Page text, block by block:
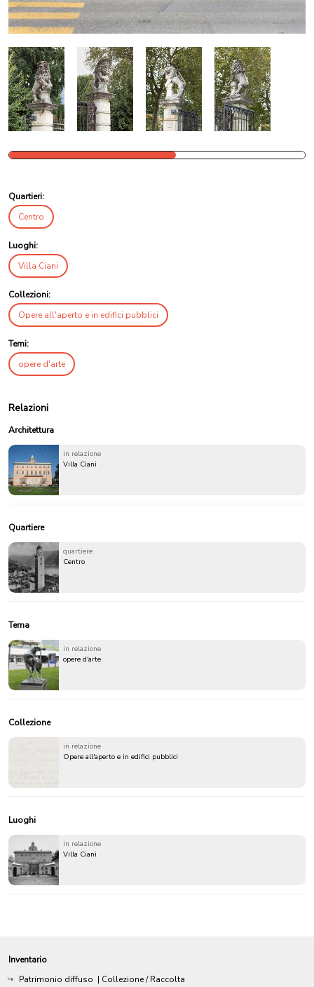
Quartieri:
Centro
Luoghi:
Villa Ciani
Collezioni:
Opere all'aperto e in edifici pubblici
Temi:
opere d'arte
Relazioni
Architettura
in relazione
Villa Ciani
Quartiere
quartiere
Centro
Tema
in relazione
opere d'arte
Collezione
in relazione
Opere all'aperto e in edifici pubblici
Luoghi
in relazione
Villa Ciani
Inventario
Patrimonio diffuso | Collezione / Raccolta